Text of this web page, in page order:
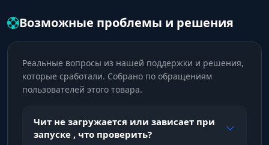
Возможные проблемы и решения
Реальные вопросы из нашей поддержки и решения,
которые сработали. Собрано по обращениям
пользователей этого товара.
Чит не загружается или зависает при
запуске , что проверить?